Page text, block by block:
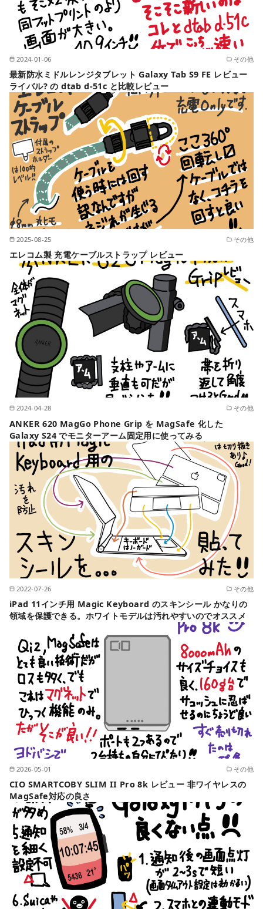
2024-01-06 その他
最新防水ミドルレンジタブレット Galaxy Tab S9 FE レビュー
ライバル? の dtab d-51c と比較レビュー
2025-08-25 その他
エレコム製 充電ケーブルストラップ レビュー
2024-04-28 その他
ANKER 620 MagGo Phone Grip を MagSafe 化した
Galaxy S24 でモニターアーム固定用に使ってみる
2022-07-26 その他
iPad 11インチ用 Magic Keyboard のスキンシール かなりの
領域を保護できる。ホワイトモデルは汚れやすいのでオススメ
2026-05-01 その他
CIO SMARTCOBY SLIM II Pro 8k レビュー 非ワイヤレスの
MagSafe対応の良さ